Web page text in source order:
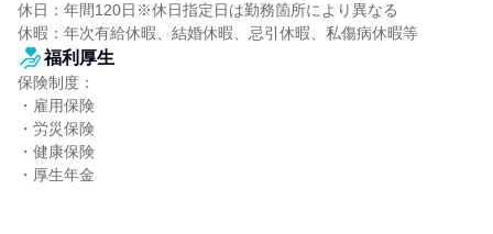
休日：年間120日※休日指定日は勤務箇所により異なる
休暇：年次有給休暇、結婚休暇、忌引休暇、私傷病休暇等
福利厚生
保険制度：
・雇用保険
・労災保険
・健康保険
・厚生年金